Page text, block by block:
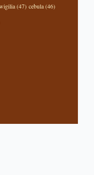
(47) cebula (46)